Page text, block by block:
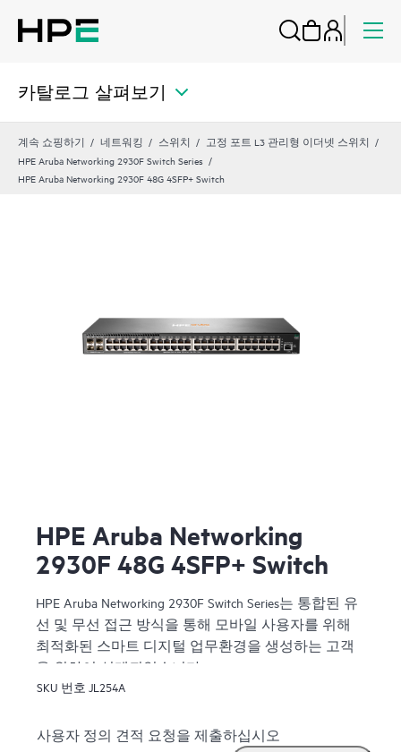
카탈로그 살펴보기
계속 쇼핑하기 네트워킹 스위치
고정 포트 L3 관리형 이더넷 스위치
HPE Aruba Networking 2930F Switch Series
HPE Aruba Networking 2930F 48G 4SFP+ Switch
HPE Aruba Networking
2930F 48G 4SFP+ Switch
HPE Aruba Networking 2930F Switch Series는 통합된 유
선 및 무선 접근 방식을 통해 모바일 사용자를 위해
최적화된 스마트 디지털 업무환경을 생성하는 고객
을 위하여 설계되었습니다.
SKU 번호 JL254A
사용자 정의 견적 요청을 제출하십시오